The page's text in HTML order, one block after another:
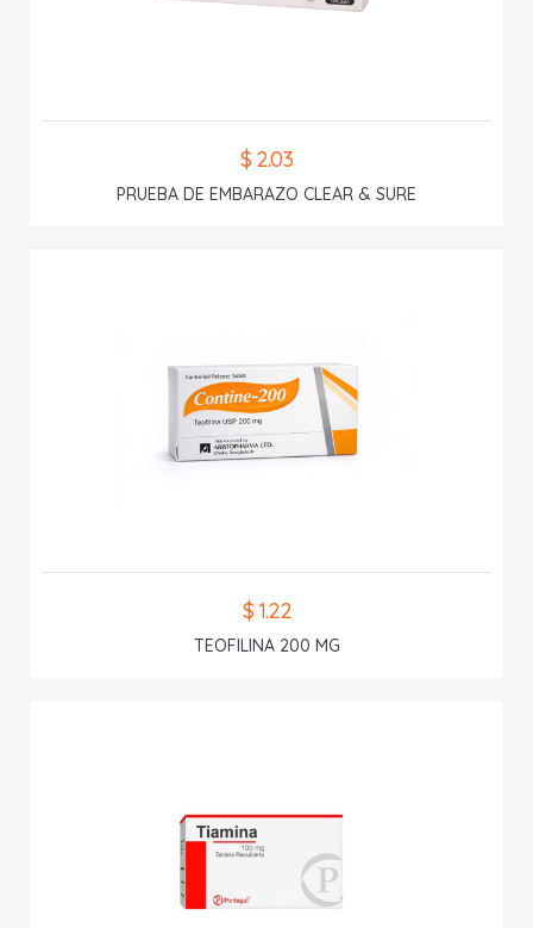
$ 2.03
PRUEBA DE EMBARAZO CLEAR & SURE
$ 1.22
TEOFILINA 200 MG